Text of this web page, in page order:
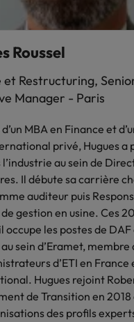
Roussel
et Restructuring,
Manager - Paris
MBA en Finance et
privé, Hugues a
l’industrie au sein de
Il débute sa carrière
auditeur puis
gestion en usine. Ces
occupe les postes de DAF
sein d’Eramet, membre
d’ETI en France
Hugues rejoint
de Transition en
des profils